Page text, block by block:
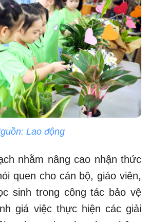
Lao động
nhằm nâng cao nhận thức
quen cho cán bộ, giáo viên,
sinh trong công tác bảo vệ
giá việc thực hiện các giải